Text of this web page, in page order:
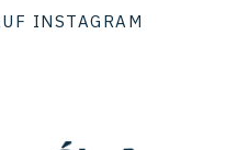
INSTAGRAM